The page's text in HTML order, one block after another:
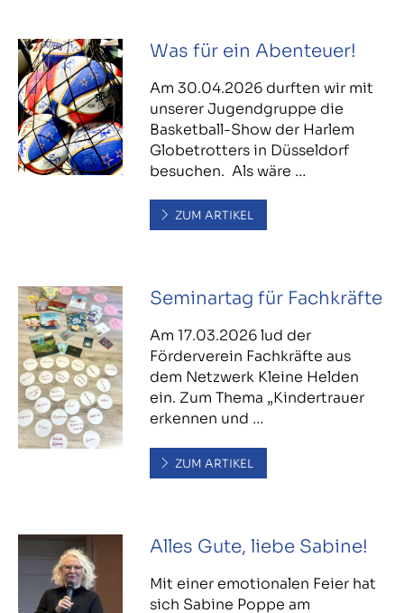
Was für ein Abenteuer!
Am 30.04.2026 durften wir mit
unserer Jugendgruppe die
Basketball-Show der Harlem
Globetrotters in Düsseldorf
besuchen. Als wäre …
ZUM ARTIKEL
Seminartag für Fachkräfte
Am 17.03.2026 lud der
Förderverein Fachkräfte aus
dem Netzwerk Kleine Helden
ein. Zum Thema „Kindertrauer
erkennen und …
ZUM ARTIKEL
Alles Gute, liebe Sabine!
Mit einer emotionalen Feier hat
sich Sabine Poppe am